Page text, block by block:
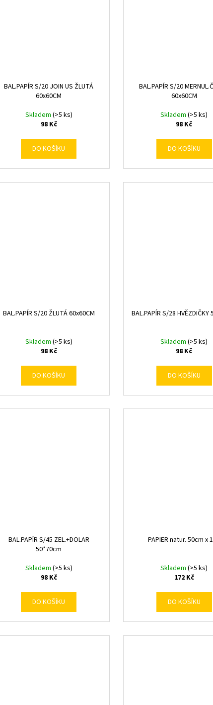
BAL.PAPÍR S/20 JOIN US ŽLUTÁ
60x60CM
Skladem (>5 ks)
98 Kč
DO KOŠÍKU
BAL.PAPÍR S/20
60x60CM
Skladem(>5 ks)
98 Kč
DO KOŠÍKU
BAL.PAPÍR S/20 ŽLUTÁ 60x60CM
Skladem (>5 ks)
98 Kč
DO KOŠÍKU
BAL.PAPÍR S/28 HVĚZDIČKY
Skladem(>5 ks)
98 Kč
DO KOŠÍKU
BAL.PAPÍR S/45 ZEL.+DOLAR
50*70cm
Skladem (>5 ks)
98 Kč
DO KOŠÍKU
PAPIER natur. 50cm x
Skladem(>5 ks)
172 Kč
DO KOŠÍKU